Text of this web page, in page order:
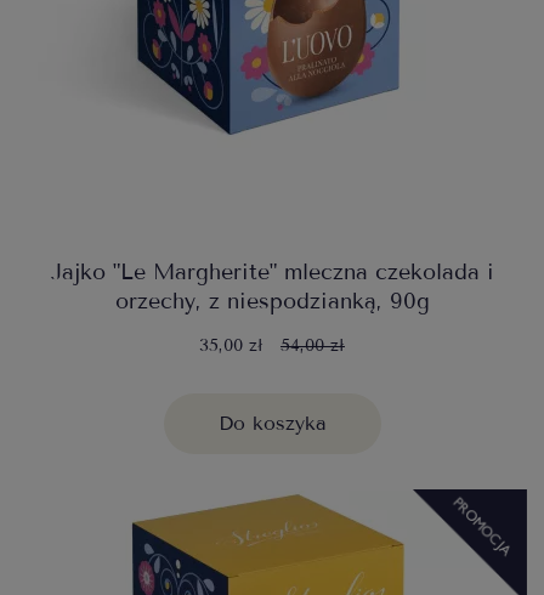
Jajko "Le Margherite" mleczna czekolada i
orzechy, z niespodzianką, 90g
35,00 zł 54,00 zł
Do koszyka